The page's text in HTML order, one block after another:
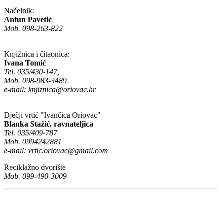
Načelnik:
Antun Pavetić
Mob. 098-263-822
Knjižnica i čitaonica:
Ivana Tomić
Tel. 035/430-147,
Mob. 098-983-3489
e-mail: knjiznica@oriovac.hr
Dječji vrtić "Ivančica Oriovac"
Blanka Stažić, ravnateljica
Tel. 035/409-787
Mob. 0994242881
e-mail: vrtic.oriovac@gmail.com
Reciklažno dvorište
Mob. 099-490-3009